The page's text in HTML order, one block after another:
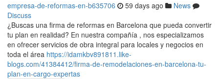
empresa-de-reformas-en-b635706 59 days ago
News
Discuss
¿Buscas una firma de reformas en Barcelona que pueda convertir
tu plan en realidad? En nuestra compañía , nos especializamos
en ofrecer servicios de obra integral para locales y negocios en
toda el área https://idamkbv891811.like-
blogs.com/41384412/firma-de-remodelaciones-en-barcelona-tu-
plan-en-cargo-expertas